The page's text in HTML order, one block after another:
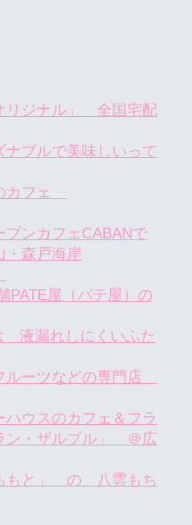
リジナル」 全国宅配
ブルで美味しいって
カフェ
プンカフェCABANで
森戸海岸
PATE屋（パテ屋）の
液漏れしにくいふた
ーツなどの専門店
ウスのカフェ＆フラ
ン・ザルブル」 ＠広
もと」 の 八雲もち